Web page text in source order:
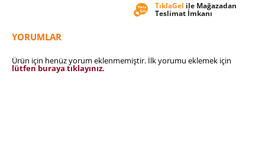
TıklaGel ile Mağazadan
Teslimat İmkanı
YORUMLAR
Ürün için henüz yorum eklenmemiştir. İlk yorumu eklemek için
lütfen buraya tıklayınız.